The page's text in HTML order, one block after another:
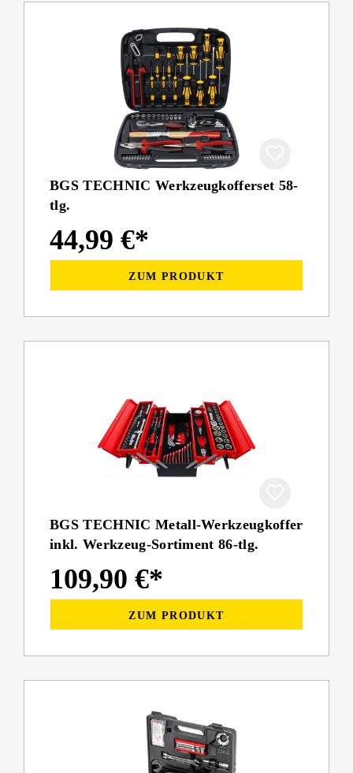
BGS TECHNIC Werkzeugkofferset 58-
tlg.
44,99 €*
ZUM PRODUKT
BGS TECHNIC Metall-Werkzeugkoffer
inkl. Werkzeug-Sortiment 86-tlg.
109,90 €*
ZUM PRODUKT